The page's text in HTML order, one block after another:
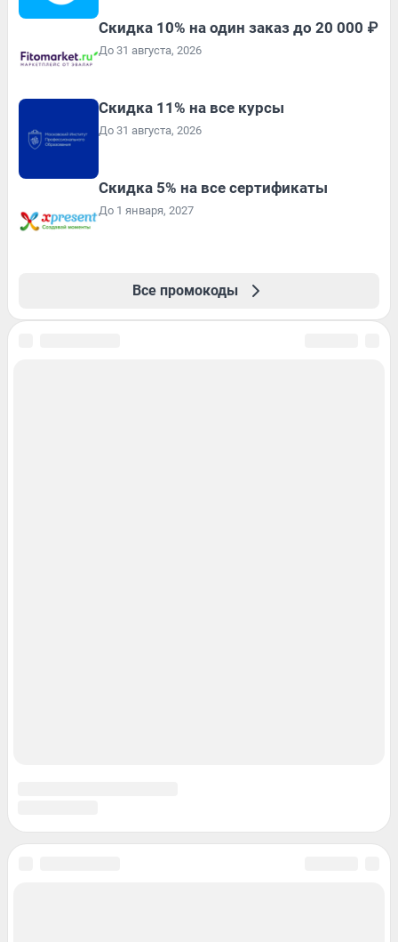
Скидка 10% на один заказ до 20 000 ₽
До 31 августа, 2026
Скидка 11% на все курсы
До 31 августа, 2026
Скидка 5% на все сертификаты
До 1 января, 2027
Все промокоды